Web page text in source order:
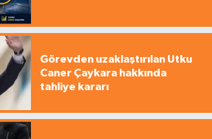
Görevden uzaklaştırılan Utku
Caner Çaykara hakkında
tahliye kararı